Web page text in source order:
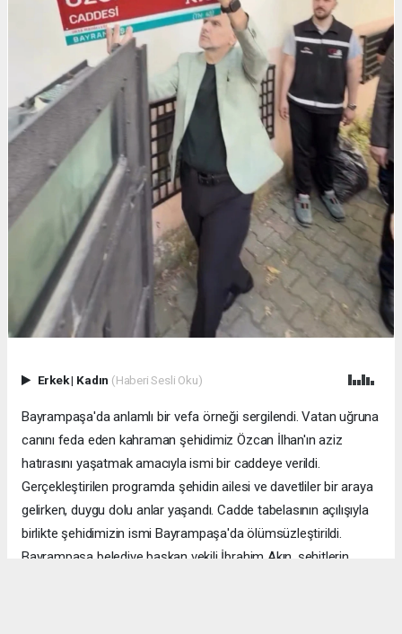
Erkek| Kadın (Haberi Sesli Oku)
Bayrampaşa'da anlamlı bir vefa örneği sergilendi. Vatan uğruna
canını feda eden kahraman şehidimiz Özcan İlhan'ın aziz
hatırasını yaşatmak amacıyla ismi bir caddeye verildi.
Gerçekleştirilen programda şehidin ailesi ve davetliler bir araya
gelirken, duygu dolu anlar yaşandı. Cadde tabelasının açılışıyla
birlikte şehidimizin ismi Bayrampaşa'da ölümsüzleştirildi.
Bayrampaşa belediye başkan vekili İbrahim Akın, şehitlerin